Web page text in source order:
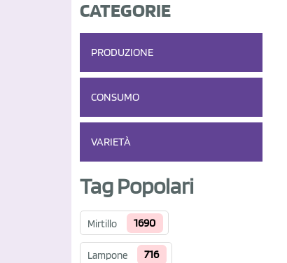
CATEGORIE
PRODUZIONE
CONSUMO
VARIETÀ
Tag Popolari
Mirtillo 1690
Lampone 716